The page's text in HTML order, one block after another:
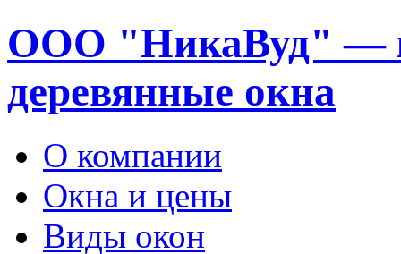
ООО "НикаВуд" —
деревянные окна
О компании
Окна и цены
Виды окон